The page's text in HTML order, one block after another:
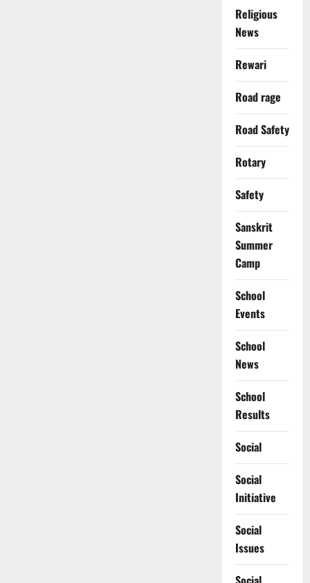
Religious
News
Rewari
Road rage
Road Safety
Rotary
Safety
Sanskrit
Summer
Camp
School
Events
School
News
School
Results
Social
Social
Initiative
Social
Issues